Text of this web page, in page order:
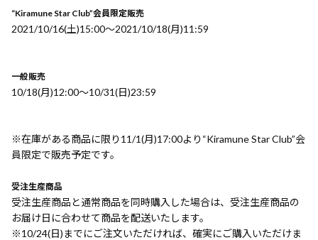
“Kiramune Star Club”会員限定販売
2021/10/16(土)15:00〜2021/10/18(月)11:59
一般販売
10/18(月)12:00〜10/31(日)23:59
※在庫がある商品に限り11/1(月)17:00より“Kiramune Star Club”会
員限定で販売予定です。
受注生産商品
受注生産商品と通常商品を同時購入した場合は、受注生産商品の
お届け日に合わせて商品を配送いたします。
※10/24(日)までにご注文いただければ、確実にご購入いただけま